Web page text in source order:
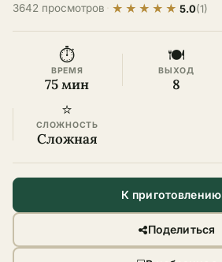
3642 просмотров
★ ★ ★ ★ ★ 5.0(1)
⏱
ВРЕМЯ
75 мин
🍽
ВЫХОД
8
⭐
СЛОЖНОСТЬ
Сложная
К приготовлению
Поделиться